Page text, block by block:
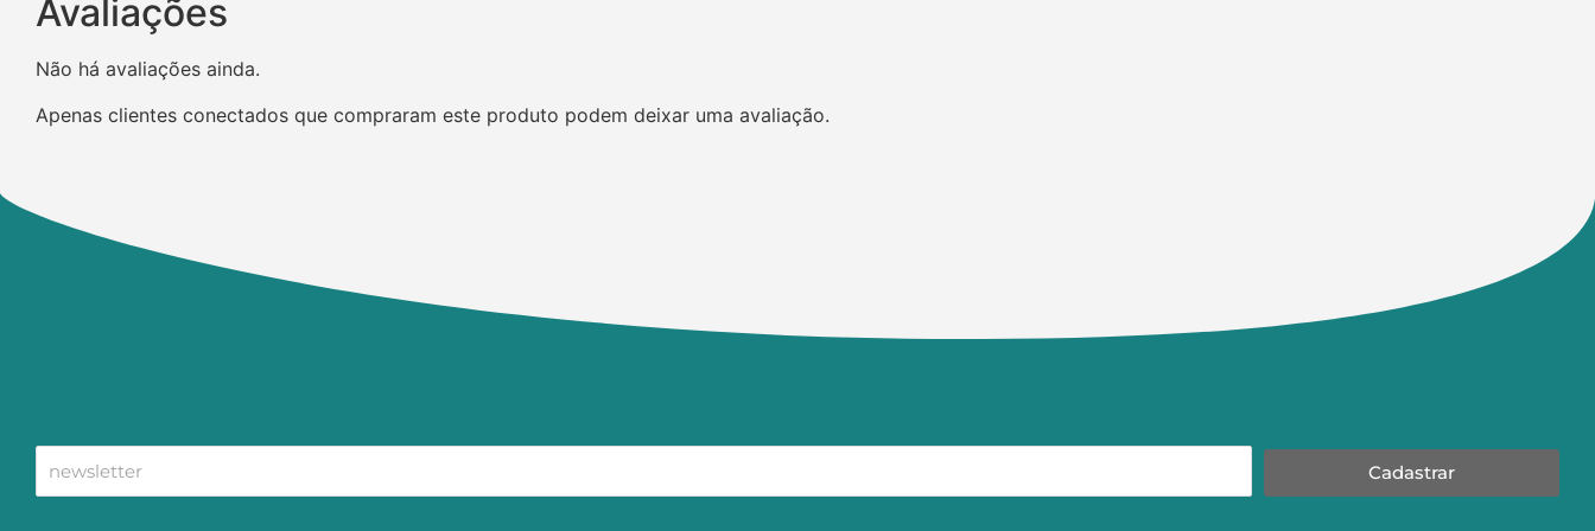
Avaliações
Não há avaliações ainda.
Apenas clientes conectados que compraram este produto podem deixar uma avaliação.
Cadastrar